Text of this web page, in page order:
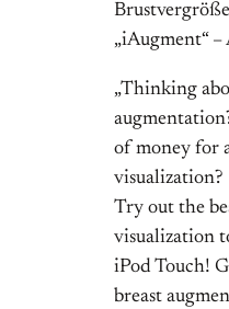
„iAugment“
„Thinking
of money for
visualization?
Try out the
visualization
iPod Touch!
breast